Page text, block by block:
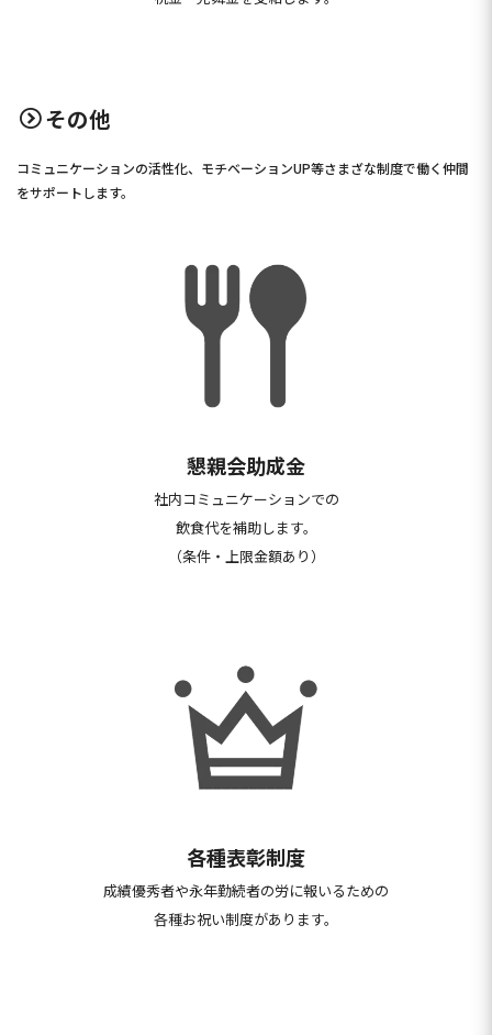
その他
コミュニケーションの活性化、モチベーションUP等さまざな制度で働く仲間
をサポートします。​
懇親会助成金
社内コミュニケーションでの
飲食代を補助します。
（条件・上限金額あり）
各種表彰制度
成績優秀者や永年勤続者の労に報いるための
各種お祝い制度があります。